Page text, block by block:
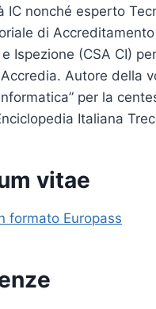
IC nonché esperto
di Accreditamento
Ispezione (CSA CI)
Autore della
per la
Italiana
vitae
formato Europass